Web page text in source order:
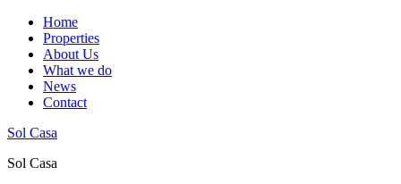
Home
Properties
About Us
What we do
News
Contact
Sol Casa
Sol Casa